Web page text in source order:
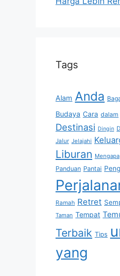
Tags
Alam Anda
Budaya Cara dalam
Destinasi Dingin
Jalur Jelajahi
Liburan Mengapa
Panduan Pantai
Ramah Retret
Taman Tempat
Terbaik Tips
yang